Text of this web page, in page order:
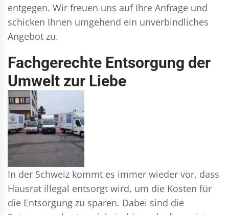
entgegen. Wir freuen uns auf Ihre Anfrage und
schicken Ihnen umgehend ein unverbindliches
Angebot zu.
Fachgerechte Entsorgung der
Umwelt zur Liebe
In der Schweiz kommt es immer wieder vor, dass
Hausrat illegal entsorgt wird, um die Kosten für
die Entsorgung zu sparen. Dabei sind die